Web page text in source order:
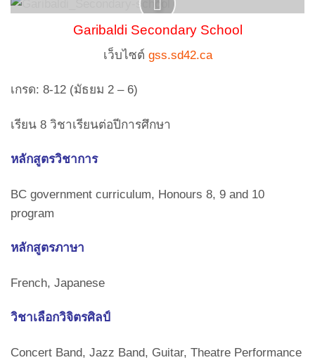
Garibaldi Secondary School
เว็บไซต์ gss.sd42.ca
เกรด: 8-12 (มัธยม 2 – 6)
เรียน 8 วิชาเรียนต่อปีการศึกษา
หลักสูตรวิชาการ
BC government curriculum, Honours 8, 9 and 10
program
หลักสูตรภาษา
French, Japanese
วิชาเลือกวิจิตรศิลป์
Concert Band, Jazz Band, Guitar, Theatre Performance